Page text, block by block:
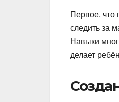
Первое, что
следить за
Навыки
делает